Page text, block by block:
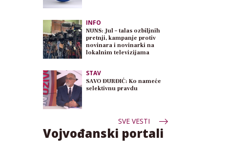
INFO
NUNS: Jul – talas ozbiljnih
pretnji, kampanje protiv
novinara i novinarki na
lokalnim televizijama
STAV
SAVO ĐURĐIĆ: Ko nameće
selektivnu pravdu
SVE VESTI
Vojvođanski portali